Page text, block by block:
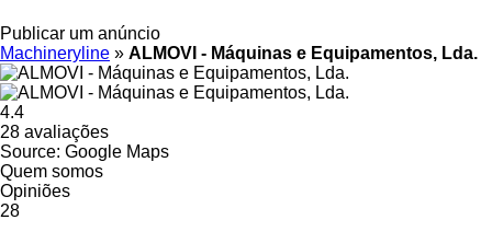
Publicar um anúncio
Machineryline » ALMOVI - Máquinas e Equipamentos, Lda.
4.4
28 avaliações
Source: Google Maps
Quem somos
Opiniões
28